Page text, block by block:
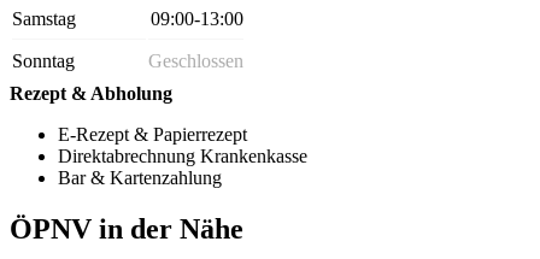
Samstag 09:00-13:00
Sonntag
Geschlossen
Rezept & Abholung
E-Rezept & Papierrezept
Direktabrechnung Krankenkasse
Bar & Kartenzahlung
ÖPNV in der Nähe